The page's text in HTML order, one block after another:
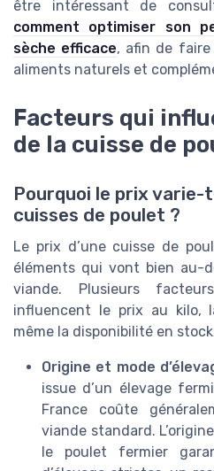
être intéressant de
comment optimiser son
sèche efficace, afin de faire
aliments naturels et
Facteurs qui
de la cuisse de
Pourquoi le prix
cuisses de poulet ?
Le prix d’une cuisse de
éléments qui vont bien au-
viande. Plusieurs
influencent le prix au kilo,
même la disponibilité en
Origine et mode
issue d’un élevage
France coûte
viande standard.
le poulet fermier